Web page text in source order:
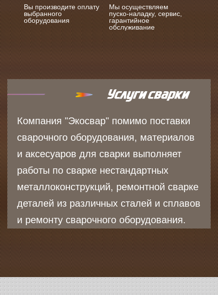
Вы производите оплату
выбранного
оборудования
Мы осуществляем
пуско-наладку, сервис,
гарантийное
обслуживание
Компания "Экосвар" помимо поставки
сварочного оборудования, материалов
и аксесуаров для сварки выполняет
работы по сварке нестандартных
металлоконструкций, ремонтной сварке
деталей из различных сталей и сплавов
и ремонту сварочного оборудования.